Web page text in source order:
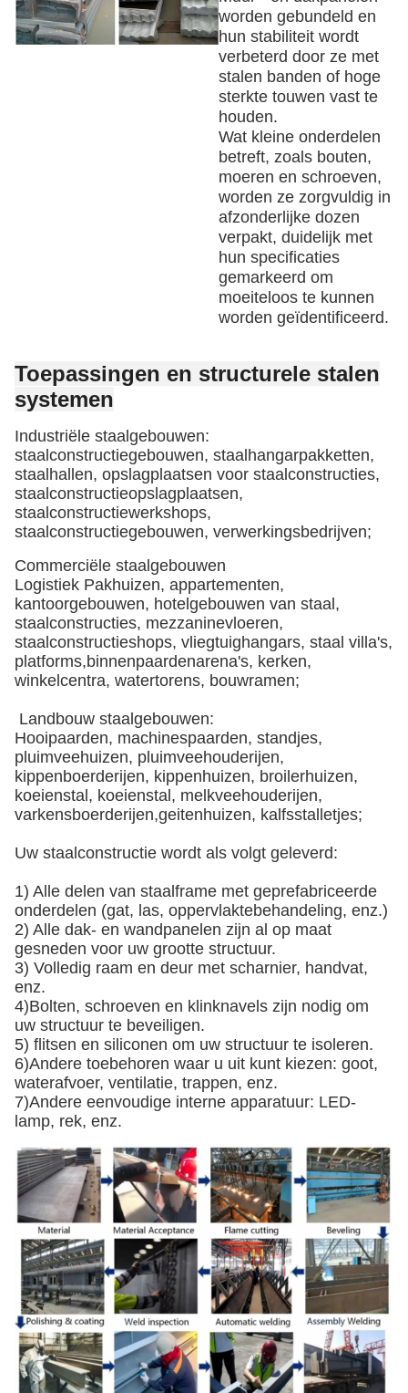
worden gebundeld en
hun stabiliteit wordt
verbeterd door ze met
stalen banden of hoge
sterkte touwen vast te
houden.
Wat kleine onderdelen
betreft, zoals bouten,
moeren en schroeven,
worden ze zorgvuldig in
afzonderlijke dozen
verpakt, duidelijk met
hun specificaties
gemarkeerd om
moeiteloos te kunnen
worden geïdentificeerd.
Toepassingen en structurele stalen
systemen
Industriële staalgebouwen:
staalconstructiegebouwen, staalhangarpakketten,
staalhallen, opslagplaatsen voor staalconstructies,
staalconstructieopslagplaatsen,
staalconstructiewerkshops,
staalconstructiegebouwen, verwerkingsbedrijven;
Commerciële staalgebouwen
Logistiek Pakhuizen, appartementen,
kantoorgebouwen, hotelgebouwen van staal,
staalconstructies, mezzaninevloeren,
staalconstructieshops, vliegtuighangars, staal villa's,
platforms,binnenpaardenarena's, kerken,
winkelcentra, watertorens, bouwramen;
Landbouw staalgebouwen:
Hooipaarden, machinespaarden, standjes,
pluimveehuizen, pluimveehouderijen,
kippenboerderijen, kippenhuizen, broilerhuizen,
koeienstal, koeienstal, melkveehouderijen,
varkensboerderijen,geitenhuizen, kalfsstalletjes;
Uw staalconstructie wordt als volgt geleverd:
1) Alle delen van staalframe met geprefabriceerde
onderdelen (gat, las, oppervlaktebehandeling, enz.)
2) Alle dak- en wandpanelen zijn al op maat
gesneden voor uw grootte structuur.
3) Volledig raam en deur met scharnier, handvat,
enz.
4)Bolten, schroeven en klinknavels zijn nodig om
uw structuur te beveiligen.
5) flitsen en siliconen om uw structuur te isoleren.
6)Andere toebehoren waar u uit kunt kiezen: goot,
waterafvoer, ventilatie, trappen, enz.
7)Andere eenvoudige interne apparatuur: LED-
lamp, rek, enz.